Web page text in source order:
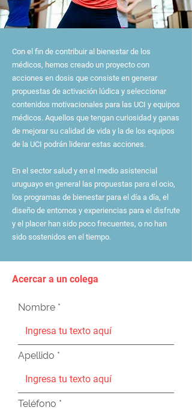
Con el fin de contribuir al bienestar de los
médicos, hemos creado un proyecto con
acciones en dosis que consiste en generar
propuestas de activación lúdica y seleccionar
contenidos motivacionales para las UCI y equipos
médicos. Aquellos que tengan curiosidad y ganas
de mejorar su calidad de vida y la de los equipos
de la UCI podrán liderar estas acciones.
En el sector salud y en el medio asistencial
uruguayo en general las propuestas para el ocio,
los programas de bienestar para el día a día, el
diseño de entornos y experiencias para el disfrute
y el placer han sido poco frecuentes, o no han
sido sostenidos en el tiempo.
Acercar a un colega
Nombre
Apellido
Teléfono